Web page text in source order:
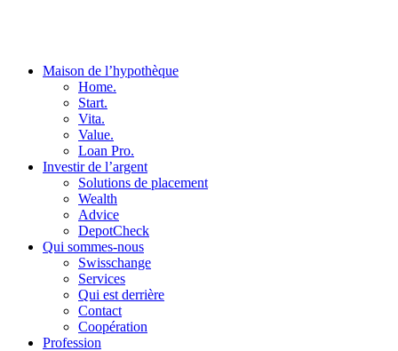
Maison de l’hypothèque
Home.
Start.
Vita.
Value.
Loan Pro.
Investir de l’argent
Solutions de placement
Wealth
Advice
DepotCheck
Qui sommes-nous
Swisschange
Services
Qui est derrière
Contact
Coopération
Profession